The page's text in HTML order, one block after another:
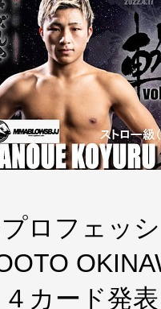
ロフェッ
４カード発